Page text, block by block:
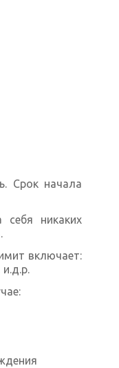
Срок начала
никаких
включает: